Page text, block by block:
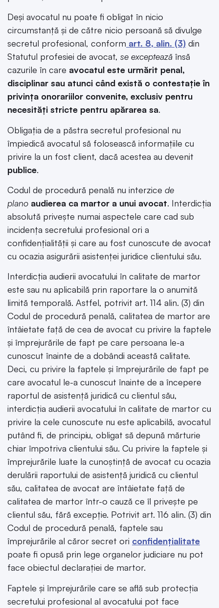
Deși avocatul nu poate fi obligat în nicio
circumstanţă şi de către nicio persoană să divulge
secretul profesional, conform art. 8, alin. (3) din
Statutul profesiei de avocat, se exceptează însă
cazurile în care avocatul este urmărit penal,
disciplinar sau atunci când există o contestaţie în
privinţa onorariilor convenite, exclusiv pentru
necesităţi stricte pentru apărarea sa.
Obligaţia de a păstra secretul profesional nu
împiedică avocatul să folosească informaţiile cu
privire la un fost client, dacă acestea au devenit
publice.
Codul de procedură penală nu interzice de
plano audierea ca martor a unui avocat. Interdicția
absolută privește numai aspectele care cad sub
incidența secretului profesional ori a
confidențialității și care au fost cunoscute de avocat
cu ocazia asigurării asistenței juridice clientului său.
Interdicția audierii avocatului în calitate de martor
este sau nu aplicabilă prin raportare la o anumită
limită temporală. Astfel, potrivit art. 114 alin. (3) din
Codul de procedură penală, calitatea de martor are
întâietate față de cea de avocat cu privire la faptele
și împrejurările de fapt pe care persoana le-a
cunoscut înainte de a dobândi această calitate.
Deci, cu privire la faptele și împrejurările de fapt pe
care avocatul le-a cunoscut înainte de a începere
raportul de asistență juridică cu clientul său,
interdicția audierii avocatului în calitate de martor cu
privire la cele cunoscute nu este aplicabilă, avocatul
putând fi, de principiu, obligat să depună mărturie
chiar împotriva clientului său. Cu privire la faptele și
împrejurările luate la cunoștință de avocat cu ocazia
derulării raportului de asistență juridică cu clientul
său, calitatea de avocat are întâietate față de
calitatea de martor într-o cauză ce îl privește pe
clientul său, fără excepție. Potrivit art. 116 alin. (3) din
Codul de procedură penală, faptele sau
împrejurările al căror secret ori confidenţialitate
poate fi opusă prin lege organelor judiciare nu pot
face obiectul declarației de martor.
Faptele și împrejurările care se află sub protecția
secretului profesional al avocatului pot face